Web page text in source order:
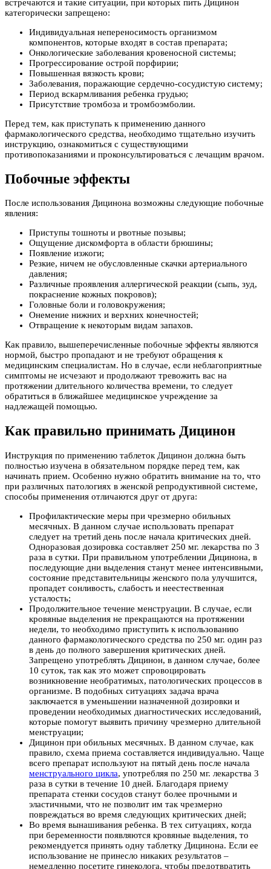
встречаются и такие ситуации, при которых пить Дицинон
категорически запрещено:
Индивидуальная непереносимость организмом
компонентов, которые входят в состав препарата;
Онкологические заболевания кровеносной системы;
Прогрессирование острой порфирии;
Повышенная вязкость крови;
Заболевания, поражающие сердечно-сосудистую систему;
Период вскармливания ребенка грудью;
Присутствие тромбоза и тромбоэмболии.
Перед тем, как приступать к применению данного
фармакологического средства, необходимо тщательно изучить
инструкцию, ознакомиться с существующими
противопоказаниями и проконсультироваться с лечащим врачом.
Побочные эффекты
После использования Дицинона возможны следующие побочные
явления:
Приступы тошноты и рвотные позывы;
Ощущение дискомфорта в области брюшины;
Появление изжоги;
Резкие, ничем не обусловленные скачки артериального
давления;
Различные проявления аллергической реакции (сыпь, зуд,
покраснение кожных покровов);
Головные боли и головокружения;
Онемение нижних и верхних конечностей;
Отвращение к некоторым видам запахов.
Как правило, вышеперечисленные побочные эффекты являются
нормой, быстро пропадают и не требуют обращения к
медицинским специалистам. Но в случае, если неблагоприятные
симптомы не исчезают и продолжают тревожить вас на
протяжении длительного количества времени, то следует
обратиться в ближайшее медицинское учреждение за
надлежащей помощью.
Как правильно принимать Дицинон
Инструкция по применению таблеток Дицинон должна быть
полностью изучена в обязательном порядке перед тем, как
начинать прием. Особенно нужно обратить внимание на то, что
при различных патологиях в женской репродуктивной системе,
способы применения отличаются друг от друга:
Профилактические меры при чрезмерно обильных
месячных. В данном случае использовать препарат
следует на третий день после начала критических дней.
Одноразовая дозировка составляет 250 мг. лекарства по 3
раза в сутки. При правильном употреблении Дицинона, в
последующие дни выделения станут менее интенсивными,
состояние представительницы женского пола улучшится,
пропадет сонливость, слабость и неестественная
усталость;
Продолжительное течение менструации. В случае, если
кровяные выделения не прекращаются на протяжении
недели, то необходимо приступить к использованию
данного фармакологического средства по 250 мг. один раз
в день до полного завершения критических дней.
Запрещено употреблять Дицинон, в данном случае, более
10 суток, так как это может спровоцировать
возникновение необратимых, патологических процессов в
организме. В подобных ситуациях задача врача
заключается в уменьшении назначенной дозировки и
проведении необходимых диагностических исследований,
которые помогут выявить причину чрезмерно длительной
менструации;
Дицинон при обильных месячных. В данном случае, как
правило, схема приема составляется индивидуально. Чаще
всего препарат используют на пятый день после начала
менструального цикла, употребляя по 250 мг. лекарства 3
раза в сутки в течение 10 дней. Благодаря приему
препарата стенки сосудов станут более прочными и
эластичными, что не позволит им так чрезмерно
повреждаться во время следующих критических дней;
Во время вынашивания ребенка. В тех ситуациях, когда
при беременности появляются кровяные выделения, то
рекомендуется принять одну таблетку Дицинона. Если ее
использование не принесло никаких результатов –
немедленно посетите гинеколога, чтобы предотвратить